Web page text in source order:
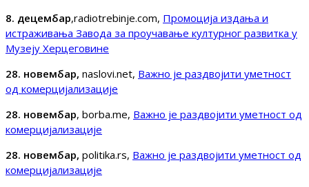
8. децембар,radiotrebinje.com, Промоција издања и
истраживања Завода за проучавање културног развитка у
Музеју Херцеговине
28. новембар, naslovi.net, Важно је раздвојити уметност
од комерцијализације
28. новембар, borba.me, Важно је раздвојити уметност од
комерцијализације
28. новембар, politika.rs, Важно је раздвојити уметност од
комерцијализације